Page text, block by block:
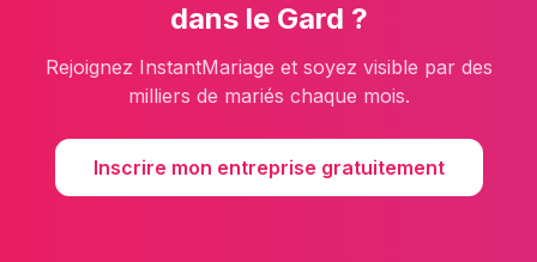
dans le Gard ?
Rejoignez InstantMariage et soyez visible par des
milliers de mariés chaque mois.
Inscrire mon entreprise gratuitement